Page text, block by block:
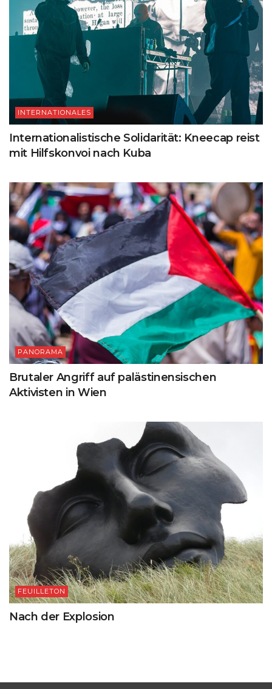
INTERNATIONALES
Internationalistische Solidarität: Kneecap reist
mit Hilfskonvoi nach Kuba
PANORAMA
Brutaler Angriff auf palästinensischen
Aktivisten in Wien
FEUILLETON
Nach der Explosion